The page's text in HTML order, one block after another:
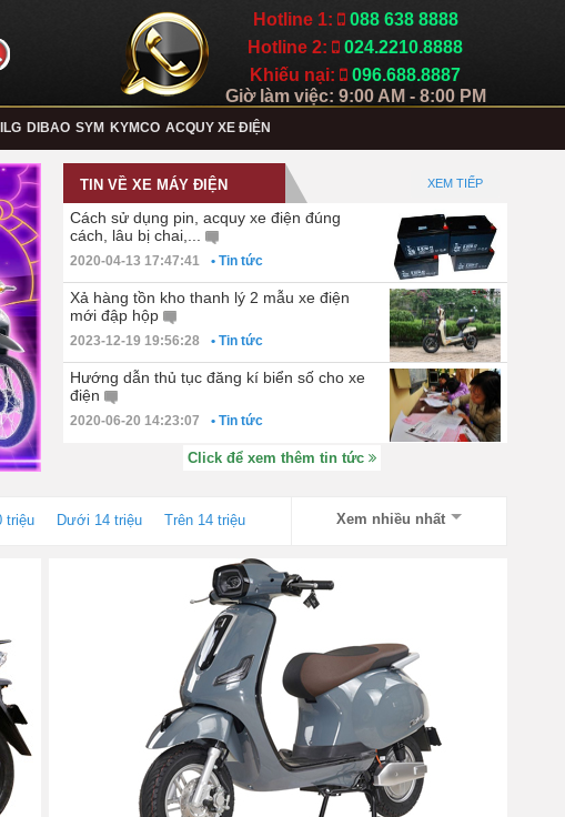
Hotline 1:
088 638 8888
Hotline 2:
024.2210.8888
Khiếu nại:
096.688.8887
Giờ làm việc: 9:00 AM - 8:00 PM
DIBAO SYM KYMCO ACQUY XE ĐIỆN
TIN VỀ XE MÁY ĐIỆN XEM TIẾP
Cách sử dụng pin, acquy xe điện đúng
cách, lâu bị chai,...
2020-04-13 17:47:41 • Tin tức
Xả hàng tồn kho thanh lý 2 mẫu xe điện
mới đập hộp
2023-12-19 19:56:28 • Tin tức
Hướng dẫn thủ tục đăng kí biển số cho xe
điện
2020-06-20 14:23:07 • Tin tức
Click để xem thêm tin tức
triệu Dưới 14 triệu Trên 14 triệu Xem nhiều nhất